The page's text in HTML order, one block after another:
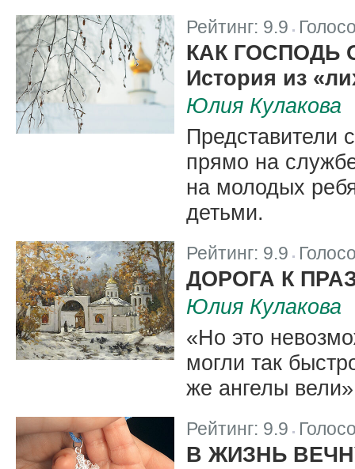
Рейтинг: 9.9
КАК ГОСПОДЬ
История из
Юлия Кулакова
Представители
прямо на
на молодых
детьми.
Рейтинг: 9.9
ДОРОГА К
Юлия Кулакова
«Но это
могли так
же ангелы
Рейтинг: 9.9
В ЖИЗНЬ